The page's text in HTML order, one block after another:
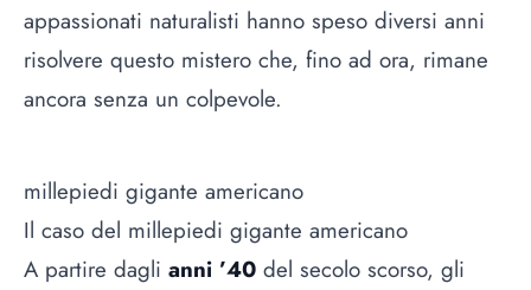
appassionati naturalisti hanno speso diversi anni
risolvere questo mistero che, fino ad ora, rimane
ancora senza un colpevole.
millepiedi gigante americano
Il caso del millepiedi gigante americano
A partire dagli anni ’40 del secolo scorso, gli